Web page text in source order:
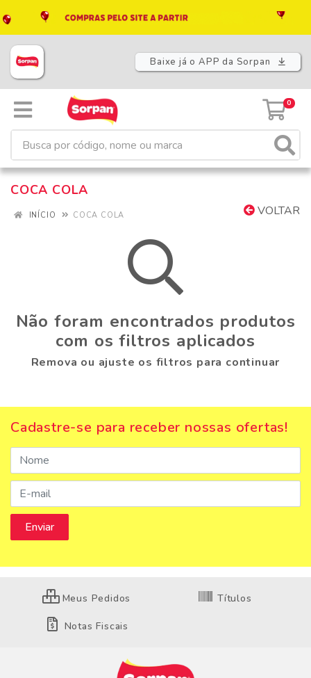
Baixe já o APP da Sorpan
0
COCA COLA
VOLTAR
INÍCIO COCA COLA
Não foram encontrados produtos
com os filtros aplicados
Remova ou ajuste os filtros para continuar
Cadastre-se para receber nossas ofertas!
Meus Pedidos Títulos
Notas Fiscais